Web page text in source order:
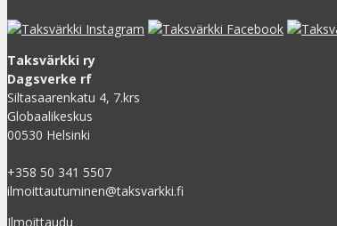
Taksvärkki ry
Dagsverke rf
Siltasaarenkatu 4, 7.krs
Globaalikeskus
00530 Helsinki
+358 50 341 5507
ilmoittautuminen@taksvarkki.fi
Ilmoittaudu